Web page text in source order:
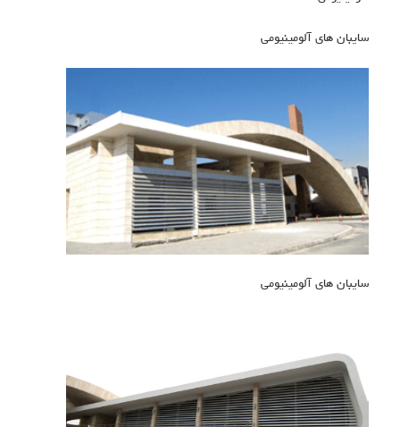
سایبان های آلومینیومی
سایبان های آلومینیومی